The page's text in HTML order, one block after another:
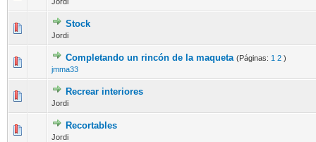
Stock
Jordi
Completando un rincón de la maqueta (Páginas: 1 2 )
jmma33
Recrear interiores
Jordi
Recortables
Jordi